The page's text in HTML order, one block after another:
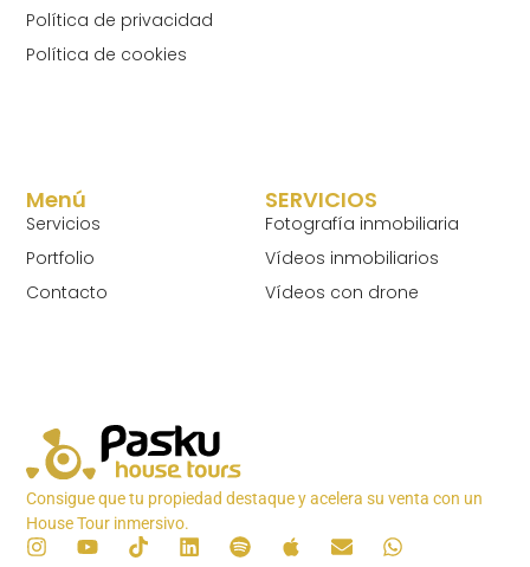
Consigue que tu propiedad destaque y acelera su venta con un
House Tour inmersivo.
SERVICIOS
Fotografía inmobiliaria
Vídeos inmobiliarios
Vídeos con drone
Menú
Servicios
Portfolio
Contacto
Política de privacidad
Política de cookies